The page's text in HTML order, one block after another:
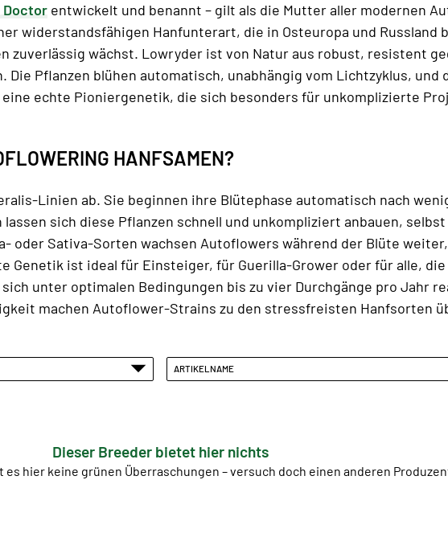
entwickelt und benannt – gilt als die Mutter aller modernen
widerstandsfähigen Hanfunterart, die in Osteuropa und Russland
zuverlässig wächst. Lowryder ist von Natur aus robust, resistent
Pflanzen blühen automatisch, unabhängig vom Lichtzyklus, und
eine echte Pioniergenetik, die sich besonders für unkomplizierte
HANFSAMEN?
Linien ab. Sie beginnen ihre Blütephase automatisch nach
sich diese Pflanzen schnell und unkompliziert anbauen,
oder Sativa-Sorten wachsen Autoflowers während der Blüte
Genetik ist ideal für Einsteiger, für Guerilla-Grower oder für alle,
unter optimalen Bedingungen bis zu vier Durchgänge pro Jahr
machen Autoflower-Strains zu den stressfreisten Hanfsorten
ARTIKELNAME
Dieser Breeder bietet hier nichts
hier keine grünen Überraschungen – versuch doch einen anderen